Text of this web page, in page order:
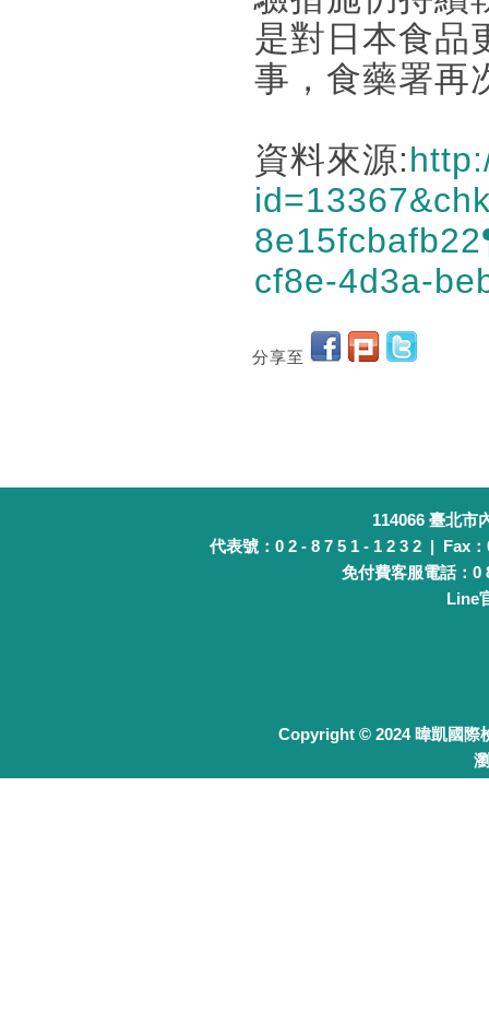
是對日本食品
事，食藥署再
資料來源:
cf8e-4d3a-
分享至
114066 臺北市
代表號：0 2 - 8 7 5 1 - 1 2 3 2 | Fax
免付費客服電話：0
Line
Copyright © 2024 暐凱國際